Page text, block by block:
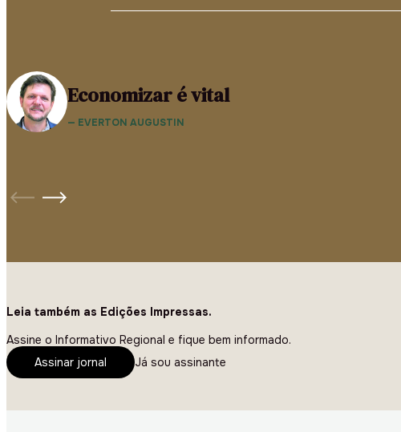
Economizar é vital
— EVERTON AUGUSTIN
Leia também as Edições Impressas.
Assine o Informativo Regional e fique bem informado.
Assinar jornal
Já sou assinante